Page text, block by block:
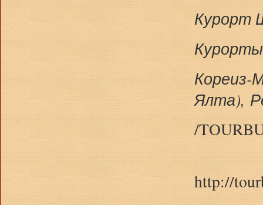
Курорт
Ялта),
/
http://